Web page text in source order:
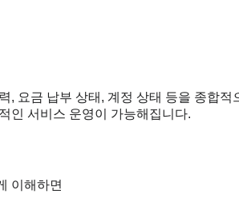
, 요금 납부 상태, 계정 상태 등을 종합적
인 서비스 운영이 가능해집니다.
이해하면